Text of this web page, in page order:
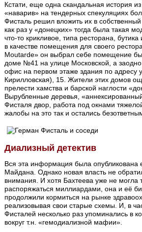
Кстати, еще одна скандальная история
«наварив» на тендерных спекуляциях
Фисталь решил вложить их в
как раз у «донецких» тогда была такая
что-то крикливое, типа ресторана,
в качестве помещения для своего
Moutarde» он выбрал себе помещение
доме №41 на улице Московской, а
офис на первом этаже здания по адресу
Кирилловская), 15. Жители этих домов
прелести хамства и барской наглости
Вырубленные деревья,
Фисталя двор, работа под окнами
жалобы на это так и остались
Диализный детектив
Вся эта информация была опубликована
Майдана. Однако новая власть не
внимания. И хотя Бахтеева уже не могла
распоряжаться миллиардами, она и её
продолжили кормиться на рынке
реализовывая свои старые схемы. И, в
Фисталей несколько раз упоминались в
вокруг т.н. «гемодиализной мафии».